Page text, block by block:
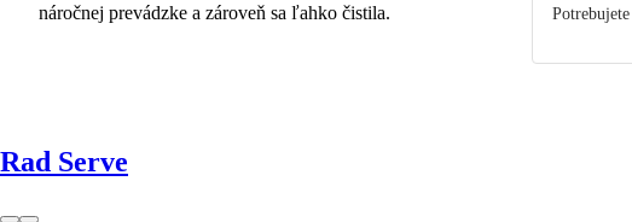
náročnej prevádzke a zároveň sa ľahko čistila.
Rad Serve